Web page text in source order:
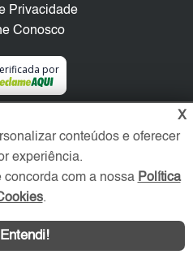
Privacidade
Conosco
por
X
conteúdos e oferecer
experiência.
concorda com a nossa Política
.